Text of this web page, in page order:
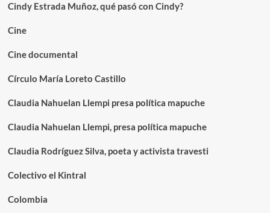
Cindy Estrada Muñoz, qué pasó con Cindy?
Cine
Cine documental
Círculo María Loreto Castillo
Claudia Nahuelan Llempi presa política mapuche
Claudia Nahuelan Llempi, presa política mapuche
Claudia Rodríguez Silva, poeta y activista travesti
Colectivo el Kintral
Colombia